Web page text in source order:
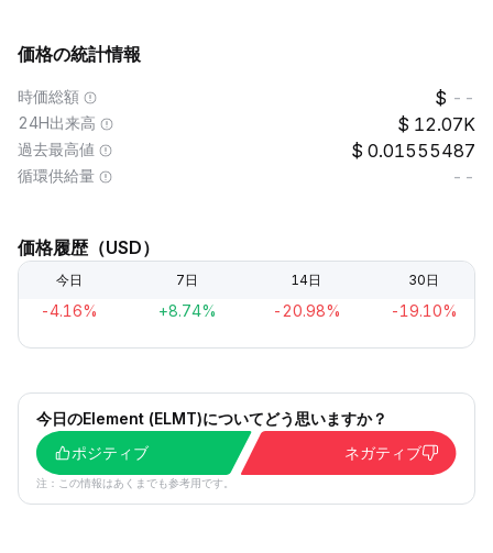
価格の統計情報
時価総額 --
24H出来高 12.07K
過去最高値 0.01555487
循環供給量 --
価格履歴（USD）
今日 7日 14日 30日
-4.16% +8.74% -20.98% -19.10%
今日のElement (ELMT)についてどう思いますか？
ポジティブ
ネガティブ
注：この情報はあくまでも参考用です。